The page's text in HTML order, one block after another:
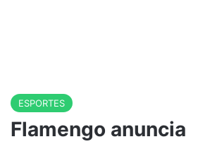
ESPORTES
Flamengo anuncia